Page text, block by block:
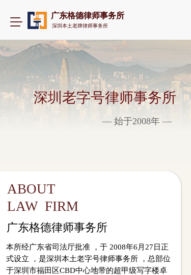
T
g
g
n
a
v
广东格德律师事务所
深圳本土老牌律师事务所
深圳老字号律师事务所
— 始于2008年 —
本所经广东省司法厅批准 ，于 2008年6月27日正
式设立 ，是深圳本土老字号律师事务所 ，总部位
于深圳市福田区CBD中心地带的超甲级写字楼卓
ABOUT
LAW  FIRM
​​​广东格德律师事务所